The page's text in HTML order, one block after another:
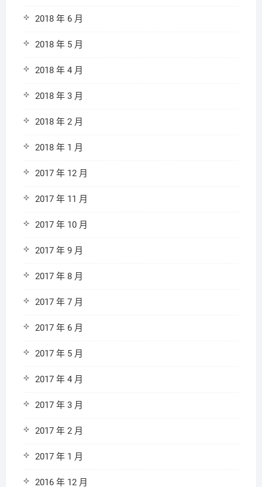
2018 年 6 月
2018 年 5 月
2018 年 4 月
2018 年 3 月
2018 年 2 月
2018 年 1 月
2017 年 12 月
2017 年 11 月
2017 年 10 月
2017 年 9 月
2017 年 8 月
2017 年 7 月
2017 年 6 月
2017 年 5 月
2017 年 4 月
2017 年 3 月
2017 年 2 月
2017 年 1 月
2016 年 12 月